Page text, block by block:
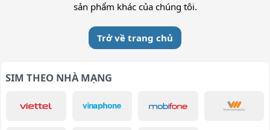
sản phẩm khác của chúng tôi.
Trở về trang chủ
SIM THEO NHÀ MẠNG